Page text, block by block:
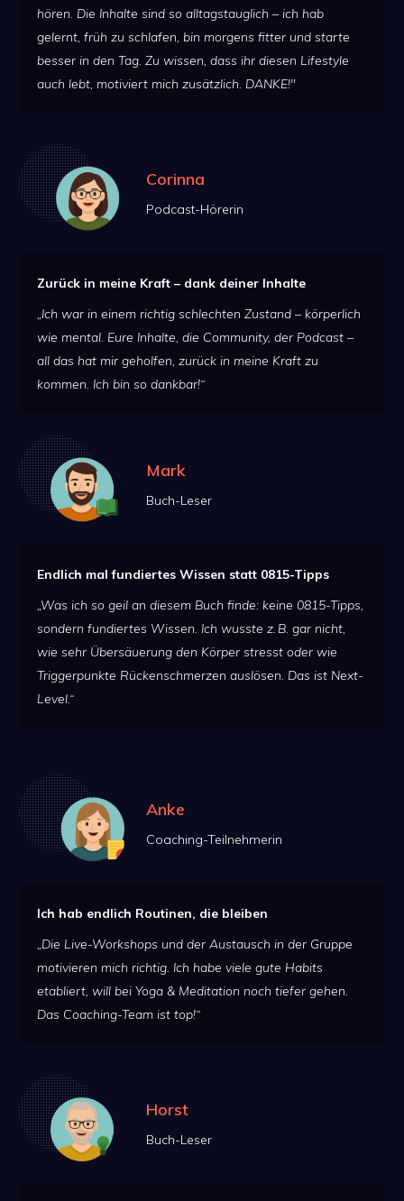
hören. Die Inhalte sind so alltagstauglich – ich hab
gelernt, früh zu schlafen, bin morgens fitter und starte
besser in den Tag. Zu wissen, dass ihr diesen Lifestyle
auch lebt, motiviert mich zusätzlich. DANKE!"
Corinna
Podcast-Hörerin
Zurück in meine Kraft – dank deiner Inhalte
„Ich war in einem richtig schlechten Zustand – körperlich
wie mental. Eure Inhalte, die Community, der Podcast –
all das hat mir geholfen, zurück in meine Kraft zu
kommen. Ich bin so dankbar!“
Mark
Buch-Leser
Endlich mal fundiertes Wissen statt 0815-Tipps
„Was ich so geil an diesem Buch finde: keine 0815-Tipps,
sondern fundiertes Wissen. Ich wusste z. B. gar nicht,
wie sehr Übersäuerung den Körper stresst oder wie
Triggerpunkte Rückenschmerzen auslösen. Das ist Next-
Level.“
Anke
Coaching-Teilnehmerin
Ich hab endlich Routinen, die bleiben
„Die Live-Workshops und der Austausch in der Gruppe
motivieren mich richtig. Ich habe viele gute Habits
etabliert, will bei Yoga & Meditation noch tiefer gehen.
Das Coaching-Team ist top!“
Horst
Buch-Leser